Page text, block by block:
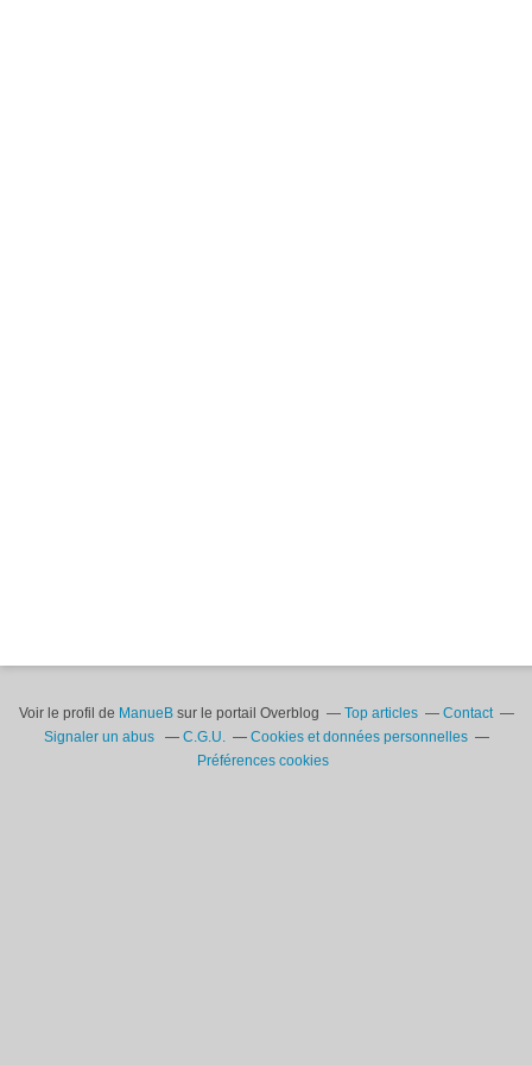
Voir le profil de ManueBsur le portail Overblog Top articles
Contact
Signaler un abus
C.G.U.
Cookies et données personnelles
Préférences cookies